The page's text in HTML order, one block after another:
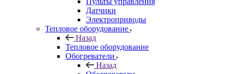
Датчики
Электроприводы
Тепловое оборудование
Назад
Тепловое оборудование
Обогреватели
Назад